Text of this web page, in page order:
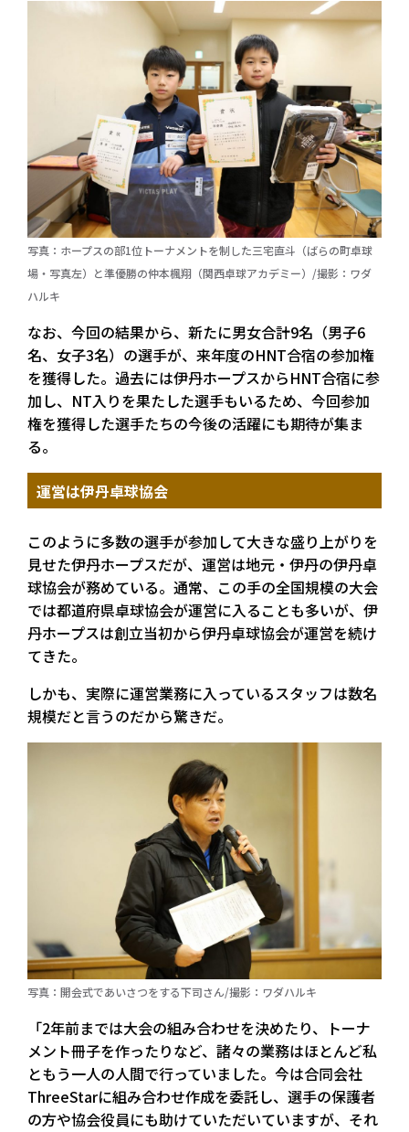
写真：ホープスの部1位トーナメントを制した三宅直斗（ばらの町卓球
場・写真左）と準優勝の仲本楓翔（関西卓球アカデミー）/撮影：ワダ
ハルキ
なお、今回の結果から、新たに男女合計9名（男子6
名、女子3名）の選手が、来年度のHNT合宿の参加権
を獲得した。過去には伊丹ホープスからHNT合宿に参
加し、NT入りを果たした選手もいるため、今回参加
権を獲得した選手たちの今後の活躍にも期待が集ま
る。
運営は伊丹卓球協会
このように多数の選手が参加して大きな盛り上がりを
見せた伊丹ホープスだが、運営は地元・伊丹の伊丹卓
球協会が務めている。通常、この手の全国規模の大会
では都道府県卓球協会が運営に入ることも多いが、伊
丹ホープスは創立当初から伊丹卓球協会が運営を続け
てきた。
しかも、実際に運営業務に入っているスタッフは数名
規模だと言うのだから驚きだ。
写真：開会式であいさつをする下司さん/撮影：ワダハルキ
「2年前までは大会の組み合わせを決めたり、トーナ
メント冊子を作ったりなど、諸々の業務はほとんど私
ともう一人の人間で行っていました。今は合同会社
ThreeStarに組み合わせ作成を委託し、選手の保護者
の方や協会役員にも助けていただいていますが、それ